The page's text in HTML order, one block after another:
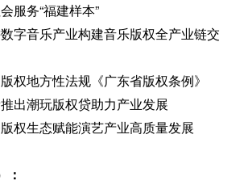
服务“福建样本”
字音乐产业构建音乐版权全产业链交
权地方性法规《广东省版权条例》
出潮玩版权贷助力产业发展
权生态赋能演艺产业高质量发展
：